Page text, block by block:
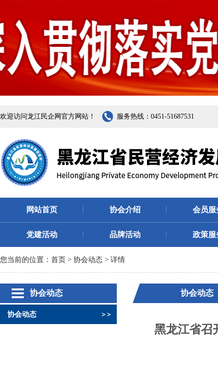
欢迎访问龙江民企网官方网站！ 服务热线：0451-51687531
网站首页 协会介绍 会员服
党建活动 品牌活动 政策服
您当前的位置： 首页 > 协会动态 > 详情
协会动态
协会动态
协会动态
黑龙江省召